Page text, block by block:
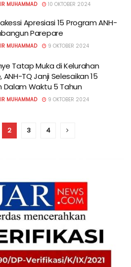
MUHAMMAD 10 OKTOBER 2024
Apresiasi 15 Program ANH-
Parepare
MUHAMMAD 9 OKTOBER 2024
Tatap Muka di Kelurahan
ANH-TQ Janji Selesaikan 15
Dalam Waktu 5 Tahun
MUHAMMAD 9 OKTOBER 2024
2 3 4